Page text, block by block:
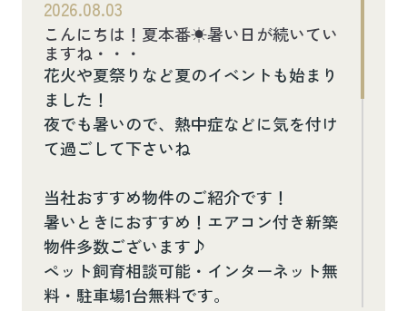
2026.08.03
こんにちは！夏本番☀暑い日が続いてい
ますね・・・
花火や夏祭りなど夏のイベントも始まり
ました！
夜でも暑いので、熱中症などに気を付け
て過ごして下さいね
当社おすすめ物件のご紹介です！
暑いときにおすすめ！エアコン付き新築
物件多数ございます♪
ペット飼育相談可能・インターネット無
料・駐車場1台無料です。